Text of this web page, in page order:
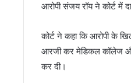
आरोपी संजय रॉय ने कोर्ट में
कोर्ट ने कहा कि आरोपी के
आरजी कर मेडिकल कॉलेज और
कर दी।